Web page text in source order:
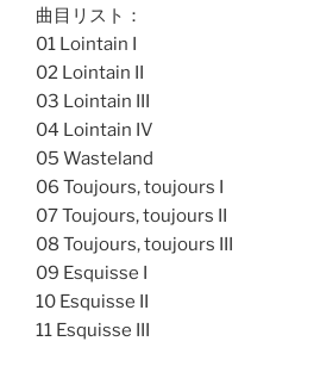
曲目リスト：
01 Lointain I
02 Lointain II
03 Lointain III
04 Lointain IV
05 Wasteland
06 Toujours, toujours I
07 Toujours, toujours II
08 Toujours, toujours III
09 Esquisse I
10 Esquisse II
11 Esquisse III